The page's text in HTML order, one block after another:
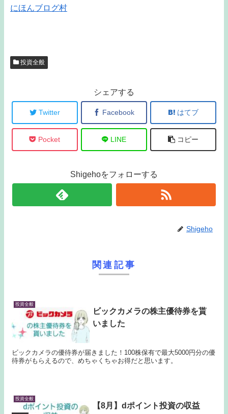
にほんブログ村
投資全般
シェアする
Twitter Facebook はてブ
Pocket LINE コピー
Shigehoをフォローする
Shigeho
関連記事
投資全般
ビックカメラの株主優待券を貰
いました
ビックカメラの優待券が届きました！100株保有で最大5000円分の優
待券がもらえるので、めちゃくちゃお得だと思います。
投資全般
【8月】dポイント投資の収益